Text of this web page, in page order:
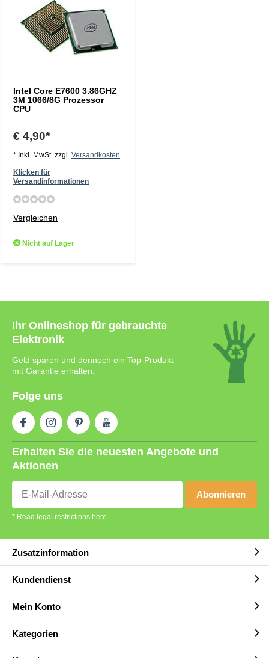
Intel Core E7600 3.86GHZ
3M 1066/8G Prozessor
CPU
€ 4,90*
* Inkl. MwSt. zzgl. Versandkosten
Klicken für
Versandinformationen
Vergleichen
Nicht auf Lager
Ihr Onlineshop für gebrauchte
Elektronik
Geld sparen und dennoch ein Top-Produkt
mit Garantie erhalten.
Folge uns
Erhalten Sie die neuesten Angebote und
Aktionen
Abonnieren
* Read legal restrictions here
Zusatzinformation
Kundendienst
Mein Konto
Kategorien